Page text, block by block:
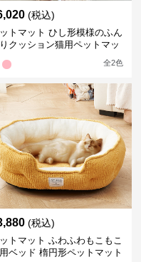
(税込)
トマット ひし形模様のふん
クッション猫用ペットマッ
全2色
(税込)
トマット ふわふわもこもこ
ベッド 楕円形ペットマット